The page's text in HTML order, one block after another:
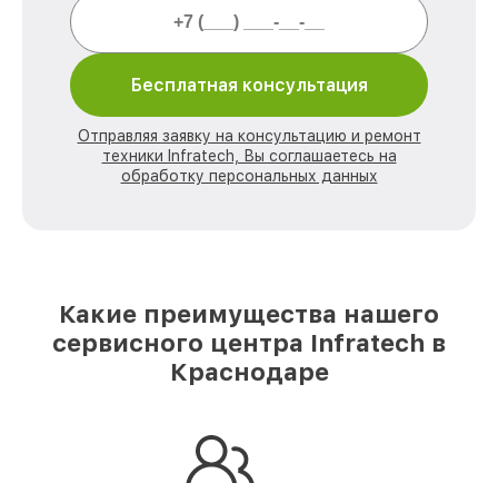
Бесплатная консультация
Отправляя заявку на консультацию и ремонт
техники Infratech, Вы соглашаетесь на
обработку персональных данных
Какие преимущества нашего
сервисного центра Infratech в
Краснодаре